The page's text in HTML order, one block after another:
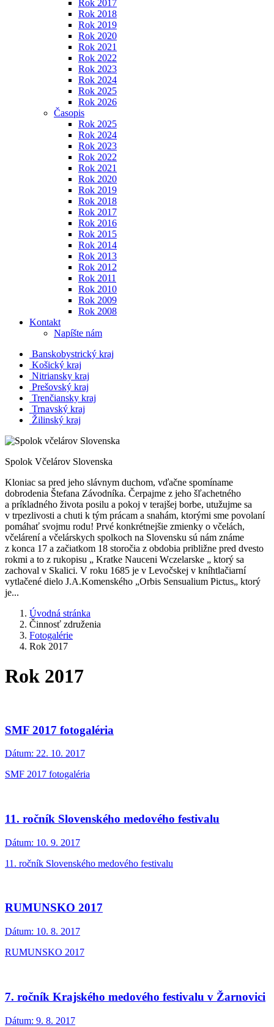
Rok 2017
Rok 2018
Rok 2019
Rok 2020
Rok 2021
Rok 2022
Rok 2023
Rok 2024
Rok 2025
Rok 2026
Časopis
Rok 2025
Rok 2024
Rok 2023
Rok 2022
Rok 2021
Rok 2020
Rok 2019
Rok 2018
Rok 2017
Rok 2016
Rok 2015
Rok 2014
Rok 2013
Rok 2012
Rok 2011
Rok 2010
Rok 2009
Rok 2008
Kontakt
Napíšte nám
Banskobystrický kraj
Košický kraj
Nitriansky kraj
Prešovský kraj
Trenčiansky kraj
Trnavský kraj
Žilinský kraj
Spolok Včelárov Slovenska
Kloniac sa pred jeho slávnym duchom, vďačne spomíname
dobrodenia Štefana Závodníka. Čerpajme z jeho šľachetného
a príkladného života posilu a pokoj v terajšej borbe, utužujme sa
v trpezlivosti a chuti k tým prácam a snahám, ktorými sme povolaní
pomáhať svojmu rodu! Prvé konkrétnejšie zmienky o včelách,
včelárení a včelárskych spolkoch na Slovensku sú nám známe
z konca 17 a začiatkom 18 storočia z obdobia približne pred dvesto
rokmi a to z rukopisu „ Kratke Nauceni Wczelarske „ ktorý sa
zachoval v Skalici. V roku 1685 je v Levočskej v kníhtlačiarní
vytlačené dielo J.A.Komenského „Orbis Sensualium Pictus„ ktorý
je...
Úvodná stránka
Činnosť združenia
Fotogalérie
Rok 2017
Rok 2017
SMF 2017 fotogaléria
Dátum: 22. 10. 2017
SMF 2017 fotogaléria
11. ročník Slovenského medového festivalu
Dátum: 10. 9. 2017
11. ročník Slovenského medového festivalu
RUMUNSKO 2017
Dátum: 10. 8. 2017
RUMUNSKO 2017
7. ročník Krajského medového festivalu v Žarnovici
Dátum: 9. 8. 2017